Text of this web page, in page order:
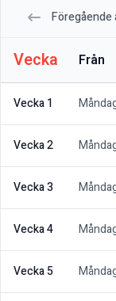
Föregående
Vecka Från
Vecka 1
Vecka 2
Vecka 3
Vecka 4
Vecka 5